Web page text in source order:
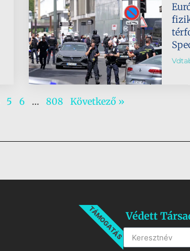
5 6 … 808 Következő »
TÁMOGATÁSVédett